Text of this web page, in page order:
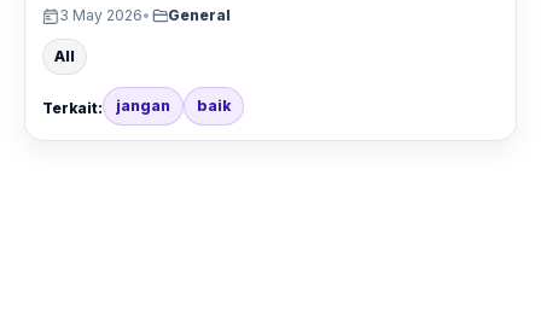
3 May 2026• General
All
Terkait: jangan baik